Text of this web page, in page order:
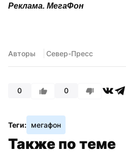
Реклама. МегаФон
Авторы Север-Пресс
0 0
Теги: мегафон
Также по теме